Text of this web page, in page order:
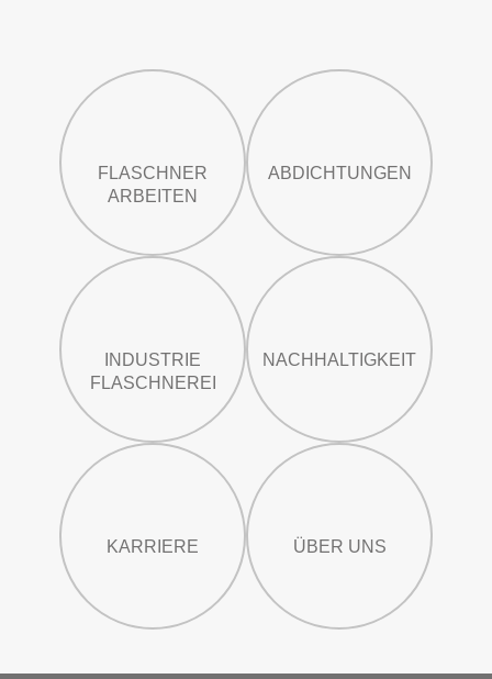
FLASCHNER
ARBEITEN
ABDICHTUNGEN
INDUSTRIE
FLASCHNEREI
NACHHALTIGKEIT
KARRIERE ÜBER UNS